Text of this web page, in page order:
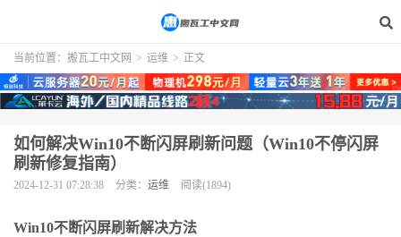
当前位置： 搬瓦工中文网 > 运维 > 正文
如何解决Win10不断闪屏刷新问题（Win10不停闪屏
刷新修复指南）
2024-12-31 07:28:38 分类： 运维 阅读(1894)
Win10不断闪屏刷新解决方法